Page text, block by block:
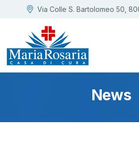
Via Colle S. Bartolomeo 50,
News